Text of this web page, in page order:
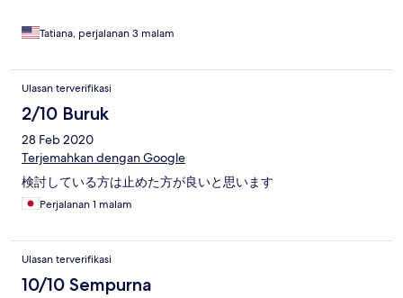
and plenty of space to unpack. Everything worked, and I didn’t
stayed three nights for about $100, which felt like a steal for the
area and proximity to the beach. A note for travelers: this is an
construction in a very humid climate. As a result, my room had a
bathroom also had a slight odor at first—likely due to older
pipes and very hard water—and for the first two days I kept the
bathroom door closed. It improved over time. I don’t consider
this a service issue; it’s more about the age of the building and
local infrastructure, but it’s worth knowing if you’re sensitive to
great breakfast, great value. A+
Tatiana, perjalanan 3 malam
Ulasan terverifikasi
2/10 Buruk
28 Feb 2020
Terjemahkan dengan Google
検討している方は止めた方が良いと思います
Perjalanan 1 malam
Ulasan terverifikasi
10/10 Sempurna